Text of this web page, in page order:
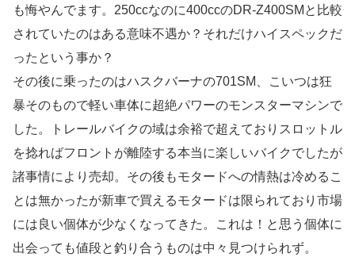
も悔やんでます。250ccなのに400ccのDR-Z400SMと比較
されていたのはある意味不遇か？それだけハイスペックだ
ったという事か？
その後に乗ったのはハスクバーナの701SM、こいつは狂
暴そのもので軽い車体に超絶パワーのモンスターマシンで
した。トレールバイクの域は余裕で超えておりスロットル
を捻ればフロントが離陸する本当に楽しいバイクでしたが
諸事情により売却。その後もモタードへの情熱は冷めるこ
とは無かったが新車で買えるモタードは限られており市場
には良い個体が少なくなってきた。これは！と思う個体に
出会っても値段と釣り合うものは中々見つけられず。